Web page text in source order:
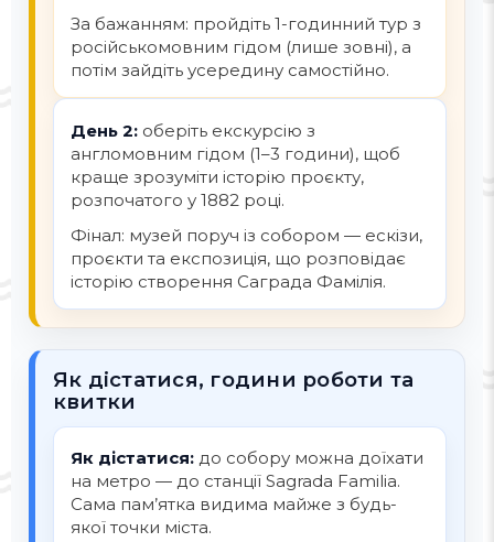
За бажанням: пройдіть 1-годинний тур з
російськомовним гідом (лише зовні), а
потім зайдіть усередину самостійно.
День 2: оберіть екскурсію з
англомовним гідом (1–3 години), щоб
краще зрозуміти історію проєкту,
розпочатого у 1882 році.
Фінал: музей поруч із собором — ескізи,
проєкти та експозиція, що розповідає
історію створення Саграда Фамілія.
Як дістатися, години роботи та
квитки
Як дістатися: до собору можна доїхати
на метро — до станції Sagrada Familia.
Сама пам’ятка видима майже з будь-
якої точки міста.